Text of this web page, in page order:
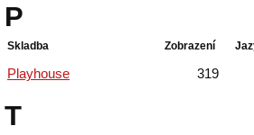
P
Skladba Zobrazení
Playhouse 319
T